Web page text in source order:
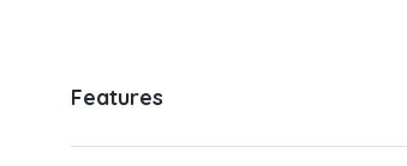
Features